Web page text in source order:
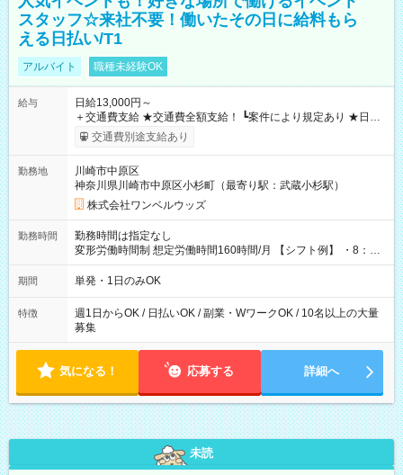
スタッフ☆来社不要！働いたその日に給料もら
える日払い/T1
アルバイト 職種未経験OK
給与
日給13,000円～
＋交通費支給 ★交通費全額支給！ ┗案件により規定あり ★日払
いOK！（規定あり） ┗働いたその日に現金GET♪ お仕事後はコ
ンビニATMから 日払い分を引き落とせます！ 【試用期間】試
交通費別途支給あり
勤務地
川崎市中原区
神奈川県川崎市中原区小杉町（最寄り駅：武蔵小杉駅）
株式会社ワンベルウッズ
勤務時間
勤務時間は指定なし
変形労働時間制 想定労働時間160時間/月 【シフト例】 ・8：00
～21：00
期間 単発・1日のみOK
特徴
週1日からOK / 日払いOK / 副業・WワークOK / 10名以上の大量
募集
気になる！ 応募する 詳細へ
未読